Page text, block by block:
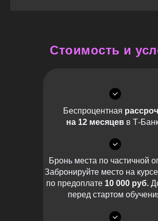
Стоимость и
Беспроцентная
на 12 месяцев в Т-
Бронь места по частичной
Забронируйте место на
по предоплате 10 000 руб.
перед стартом